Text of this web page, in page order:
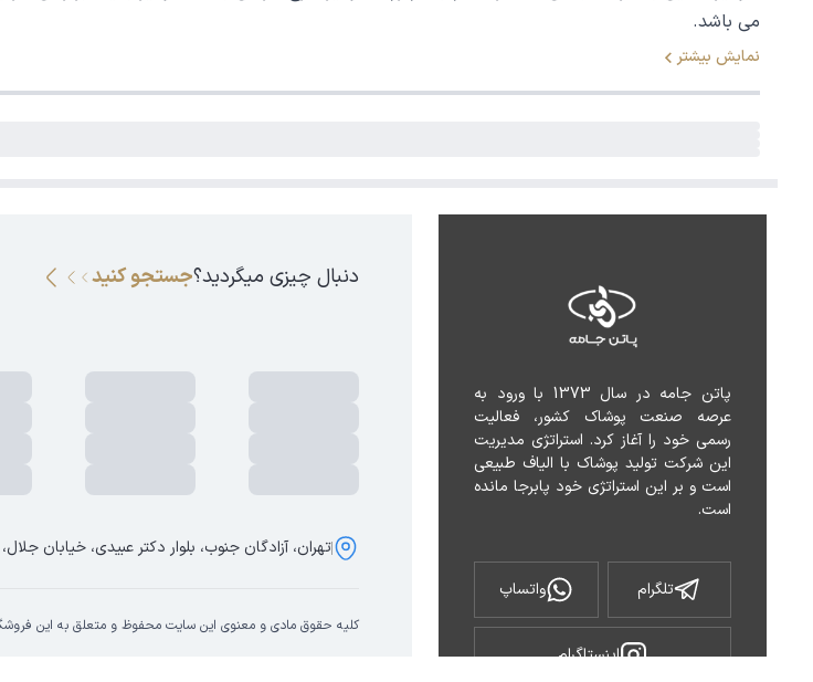
می باشد.
نمایش بیشتر
است.
تلگرام واتساپ
اینستاگرام
دنبال چیزی میگردید؟جستجو کنید
تهران، آزادگان جنوب، بلوار دکتر عبیدی، خیابان
کلیه حقوق مادی و معنوی این سایت محفوظ و متعلق به این